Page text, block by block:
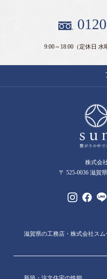
9:00～18:00（定休日 水
株式会
〒 525-0036 滋賀
滋賀県の工務店・株式会社ス